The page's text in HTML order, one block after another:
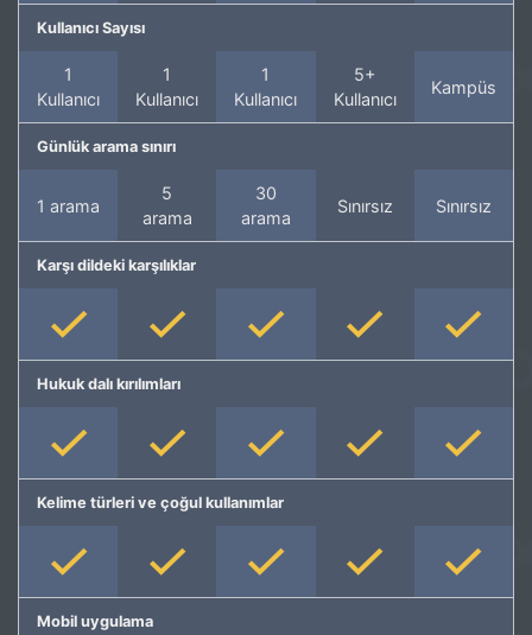
Kullanıcı Sayısı
1
Kullanıcı
1
Kullanıcı
1
Kullanıcı
5+
Kullanıcı
Kampüs
Günlük arama sınırı
1 arama
5
arama
30
arama
Sınırsız Sınırsız
Karşı dildeki karşılıklar
Hukuk dalı kırılımları
Kelime türleri ve çoğul kullanımlar
Mobil uygulama